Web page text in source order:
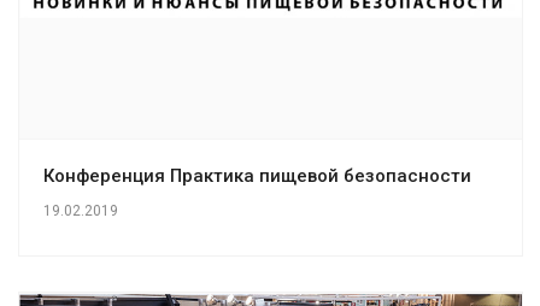
Конференция Практика пищевой безопасности
19.02.2019